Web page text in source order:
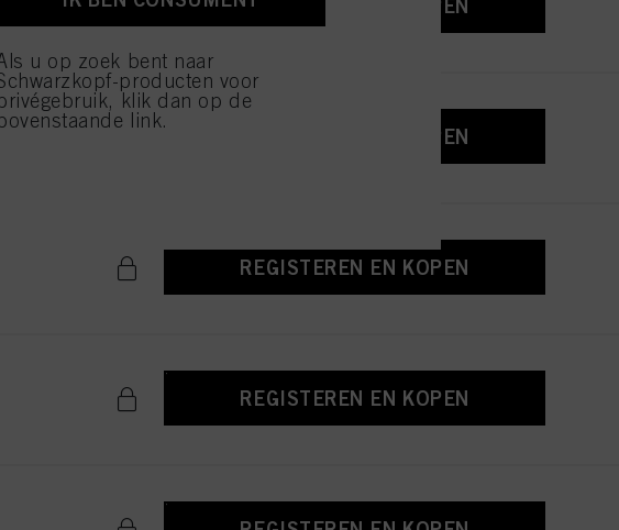
REGISTEREN EN KOPEN
REGISTEREN EN KOPEN
REGISTEREN EN KOPEN
REGISTEREN EN KOPEN
u op zoek bent naar
producten voor
klik dan op de
bovenstaande link.